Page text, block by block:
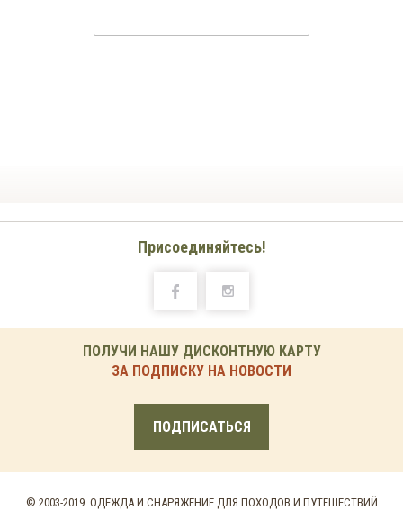
Присоединяйтесь!
ПОЛУЧИ НАШУ ДИСКОНТНУЮ КАРТУ
ЗА ПОДПИСКУ НА НОВОСТИ
ПОДПИСАТЬСЯ
© 2003-2019. ОДЕЖДА И СНАРЯЖЕНИЕ ДЛЯ ПОХОДОВ И ПУТЕШЕСТВИЙ